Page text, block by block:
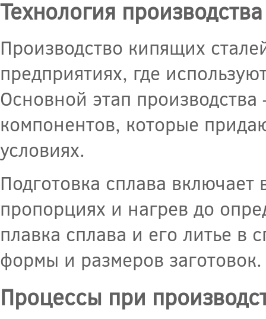
Технология
Производство кипящих
предприятиях, где
Основной этап
компонентов, которые
условиях.
Подготовка сплава
пропорциях и нагрев до
плавка сплава и его литье
формы и размеров заготовок.
Процессы при